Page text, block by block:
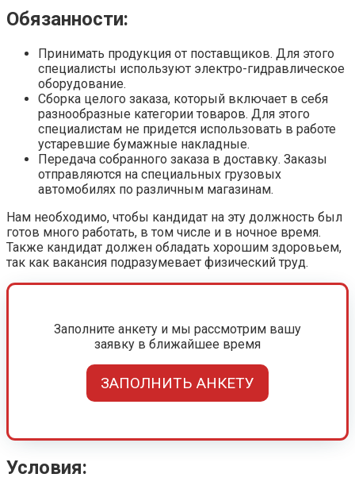
Обязанности:
Принимать продукция от поставщиков. Для этого
специалисты используют электро-гидравлическое
оборудование.
Сборка целого заказа, который включает в себя
разнообразные категории товаров. Для этого
специалистам не придется использовать в работе
устаревшие бумажные накладные.
Передача собранного заказа в доставку. Заказы
отправляются на специальных грузовых
автомобилях по различным магазинам.
Нам необходимо, чтобы кандидат на эту должность был
готов много работать, в том числе и в ночное время.
Также кандидат должен обладать хорошим здоровьем,
так как вакансия подразумевает физический труд.
Заполните анкету и мы рассмотрим вашу
заявку в ближайшее время
ЗАПОЛНИТЬ АНКЕТУ
Условия: